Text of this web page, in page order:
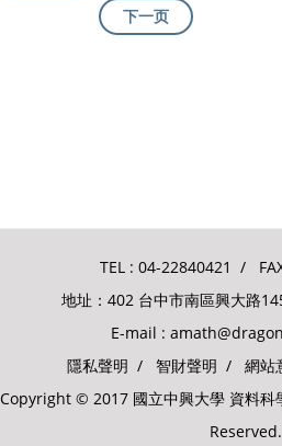
下一页
TEL : 04-22840421 /
地址：402 台中市南區興大路
E-mail :
隱私聲明 / 智財聲明 / 網站
Copyright © 2017 國立中興大學 資料科
Reserved.